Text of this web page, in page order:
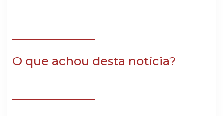
O que achou desta notícia?